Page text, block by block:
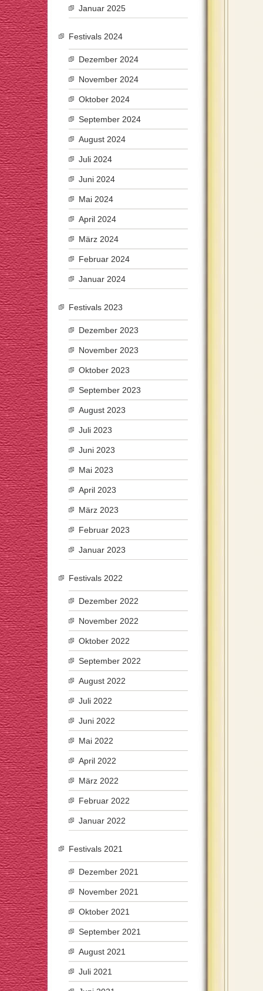
Januar 2025
Festivals 2024
Dezember 2024
November 2024
Oktober 2024
September 2024
August 2024
Juli 2024
Juni 2024
Mai 2024
April 2024
März 2024
Februar 2024
Januar 2024
Festivals 2023
Dezember 2023
November 2023
Oktober 2023
September 2023
August 2023
Juli 2023
Juni 2023
Mai 2023
April 2023
März 2023
Februar 2023
Januar 2023
Festivals 2022
Dezember 2022
November 2022
Oktober 2022
September 2022
August 2022
Juli 2022
Juni 2022
Mai 2022
April 2022
März 2022
Februar 2022
Januar 2022
Festivals 2021
Dezember 2021
November 2021
Oktober 2021
September 2021
August 2021
Juli 2021